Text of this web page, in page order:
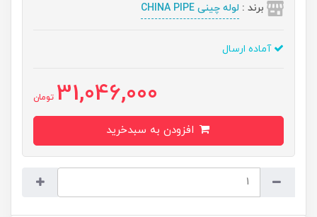
برند : لوله چینی CHINA PIPE
آماده ارسال
31,046,000 تومان